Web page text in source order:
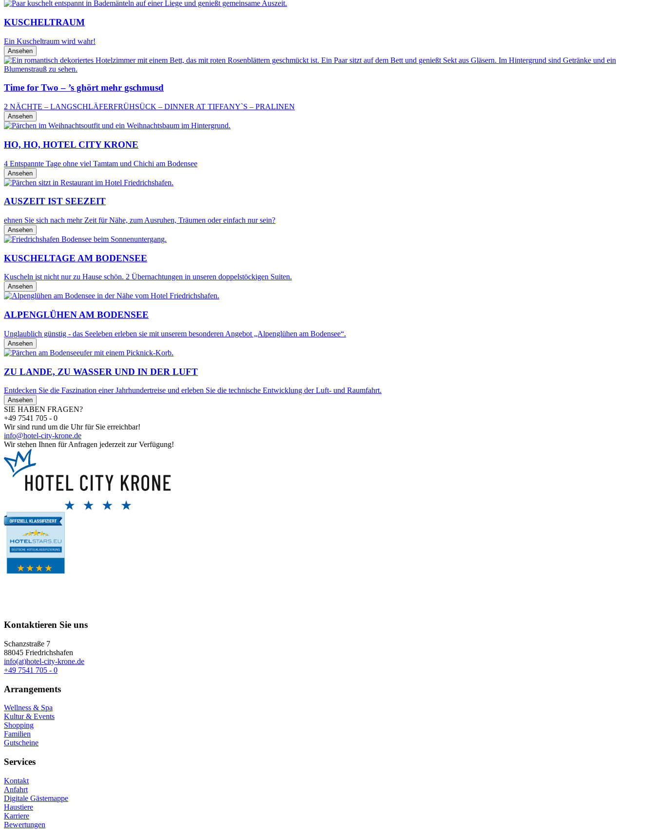
KUSCHELTRAUM
Ein Kuscheltraum wird wahr!
Ansehen
Time for Two – ’s ghört mehr gschmusd
2 NÄCHTE – LANGSCHLÄFERFRÜHSÜCK – DINNER AT TIFFANY`S – PRALINEN
Ansehen
HO, HO, HOTEL CITY KRONE
4 Entspannte Tage ohne viel Tamtam und Chi­chi am Bodensee
Ansehen
AUSZEIT IST SEEZEIT
ehnen Sie sich nach mehr Zeit für Nähe, zum Ausruhen, Träumen oder einfach nur sein?
Ansehen
KUSCHELTAGE AM BODENSEE
Kuscheln ist nicht nur zu Hause schön. 2 Übernachtungen in unseren doppelstöckigen Suiten.
Ansehen
ALPENGLÜHEN AM BODENSEE
Unglaublich günstig - das Seeleben erleben sie mit unserem besonderen Angebot „Alpenglühen am Bodensee“.
Ansehen
ZU LANDE, ZU WASSER UND IN DER LUFT
Entdecken Sie die Faszination einer Jahrhundertreise und erleben Sie die technische Entwicklung der Luft- und Raumfahrt.
Ansehen
SIE HABEN FRAGEN?
+49 7541 705 - 0
Wir sind rund um die Uhr für Sie erreichbar!
info@hotel-city-krone.de
Wir stehen Ihnen für Anfragen jederzeit zur Verfügung!
Kontaktieren Sie uns
Schanzstraße 7
88045 Friedrichshafen
info(at)hotel-city-krone.de
+49 7541 705 - 0
Arrangements
Wellness & Spa
Kultur & Events
Shopping
Familien
Gutscheine
Services
Kontakt
Anfahrt
Digitale Gästemappe
Haustiere
Karriere
Bewertungen